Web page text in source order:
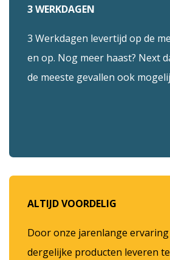
3 WERKDAGEN
3 Werkdagen levertijd op de
en op. Nog meer haast? Next
de meeste gevallen ook
ALTIJD VOORDELIG
Door onze jarenlange
dergelijke producten leveren